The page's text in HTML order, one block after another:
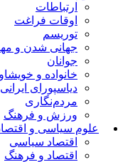
ارتباطات
اوقات فراغت
توریسم
جهانی شدن و
جوانان
خانواده و
دیاسپورای ایرانی
مردم‌نگاری
ورزش و فرهنگ
علوم سیاسی و
اقتصاد سیاسی
اقتصاد و فرهنگ